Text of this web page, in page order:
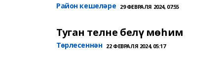
Район кешеләре 29 ФЕВРАЛЯ 2024, 07:55
Туган телне белү мөһим
Төрлесеннән 22 ФЕВРАЛЯ 2024, 05:17